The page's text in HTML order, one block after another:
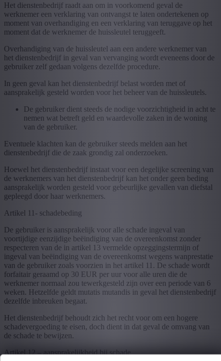
Het dienstenbedrijf raadt aan om in voorkomend geval de
werknemer een verklaring van ontvangst te laten ondertekenen op
moment van overhandiging en een verklaring van teruggave op het
moment dat de werknemer de huissleutel teruggeeft.
Overhandiging van de huissleutel aan een andere werknemer van
het dienstenbedrijf in geval van vervanging wordt eveneens door de
gebruiker zelf gedaan volgens dezelfde procedure.
In geen geval kan het dienstenbedrijf belast worden met of
aansprakelijk gesteld worden voor het beheer van de huissleutels.
De gebruiker dient steeds de nodige voorzichtigheid in acht te
nemen wat betreft geld en waardevolle zaken in de woning
van de gebruiker.
Eventuele klachten kan de gebruiker steeds melden aan het
dienstenbedrijf die de zaak grondig zal onderzoeken.
Hoewel het dienstenbedrijf instaat voor een degelijke screening van
de werknemers van het dienstenbedrijf kan het onder geen beding
aansprakelijk worden gesteld voor gebeurlijke gevallen van diefstal
gepleegd door haar werknemers.
Artikel 11- schadebeding
De gebruiker is aansprakelijk voor alle schade ingeval van
voortijdige eenzijdige beëindiging van de overeenkomst zonder
respecteren van de in artikel 13 vermelde opzeggingstermijn of
ingeval van beëindiging van de overeenkomst wegens wanprestatie
van de gebruiker zoals voorzien in het artikel 11. De schade wordt
forfaitair geraamd op 30 EUR per uur voor alle uren die de
werknemer normaal zou tewerkgesteld zijn over een periode van 6
weken. Hetzelfde geldt mutatis mutandis in geval het dienstenbedrijf
dezelfde inbreuken begaat.
Het dienstenbedrijf behoudt zich het recht voor om een hogere
schadevergoeding te eisen, doch dient in dat geval de omvang van
de schade te bewijzen.
Artikel 12 – aansprakelijkheid bij schade